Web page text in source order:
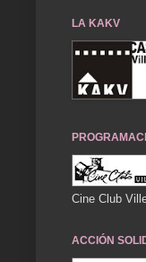
LA KAKV
Cine Club
ACCIÓN